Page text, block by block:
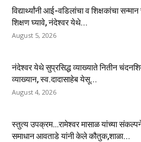
विद्यार्थ्यांनी आई-वडिलांचा व शिक्षकांचा
शिक्षण घ्यावे, नंदेश्वर येथे...
August 5, 2026
नंदेश्वर येथे सुप्रसिद्ध व्याख्याते नितीन
व्याख्यान, स्व.दादासाहेब येसू...
August 4, 2026
स्तुत्य उपक्रम…रामेश्वर मासाळ यांच्या
समाधान आवताडे यांनी केले कौतुक,शाळा...